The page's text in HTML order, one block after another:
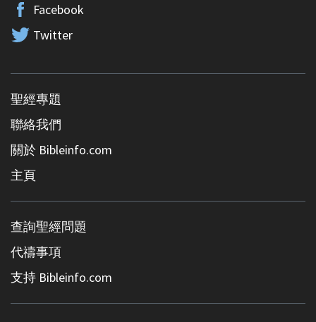
Facebook
Twitter
聖經專題
聯絡我們
關於 Bibleinfo.com
主頁
查詢聖經問題
代禱事項
支持 Bibleinfo.com